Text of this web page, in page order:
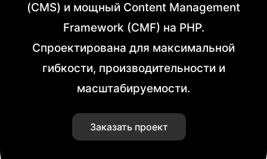
(CMS) и мощный Content Management
Framework (CMF) на PHP.
Спроектирована для максимальной
гибкости, производительности и
масштабируемости.
Заказать проект